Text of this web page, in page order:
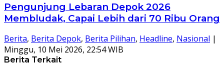
Pengunjung Lebaran Depok 2026
Membludak, Capai Lebih dari 70 Ribu Orang
Berita, Berita Depok, Berita Pilihan, Headline, Nasional |
Minggu, 10 Mei 2026, 22:54 WIB
Berita Terkait